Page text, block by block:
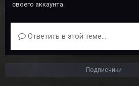
своего аккаунта.
Ответить в этой теме...
Подписчики